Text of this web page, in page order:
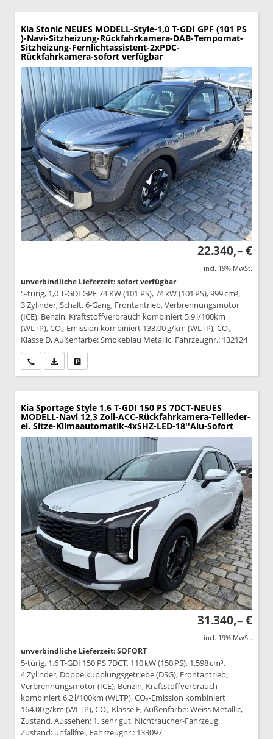
Kia Stonic NEUES MODELL-Style-1,0 T-GDI GPF (101 PS
)-Navi-Sitzheizung-Rückfahrkamera-DAB-Tempomat-
Sitzheizung-Fernlichtassistent-2xPDC-
Rückfahrkamera-sofort verfügbar
22.340,– €
incl. 19% MwSt.
unverbindliche Lieferzeit: sofort verfügbar
5-türig, 1,0 T-GDI GPF 74 KW (101 PS), 74 kW (101 PS), 999 cm³,
3 Zylinder, Schalt. 6-Gang, Frontantrieb, Verbrennungsmotor
(ICE), Benzin, Kraftstoffverbrauch kombiniert 5,9 l/100km
(WLTP), CO₂-Emission kombiniert 133.00 g/km (WLTP), CO₂-
Klasse D, Außenfarbe: Smokeblau Metallic, Fahrzeugnr.: 132124
Wir rufen Sie anPDF-Datei, Fahrzeugexposé drucken
Kia Sportage Style 1.6 T-GDI 150 PS 7DCT-NEUES
MODELL-Navi 12,3 Zoll-ACC-Rückfahrkamera-Teilleder-
el. Sitze-Klimaautomatik-4xSHZ-LED-18''Alu-Sofort
31.340,– €
incl. 19% MwSt.
unverbindliche Lieferzeit: SOFORT
5-türig, 1.6 T-GDI 150 PS 7DCT, 110 kW (150 PS), 1.598 cm³,
4 Zylinder, Doppelkupplungsgetriebe (DSG), Frontantrieb,
Verbrennungsmotor (ICE), Benzin, Kraftstoffverbrauch
kombiniert 6,2 l/100km (WLTP), CO₂-Emission kombiniert
164.00 g/km (WLTP), CO₂-Klasse F, Außenfarbe: Weiss Metallic,
Zustand, Aussehen: 1, sehr gut, Nichtraucher-Fahrzeug,
Zustand: unfallfrei, Fahrzeugnr.: 133097